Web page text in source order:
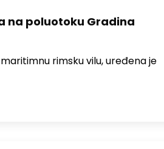
na poluotoku Gradina
rimsku vilu, uređena je